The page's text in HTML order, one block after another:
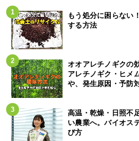
もう処分に困らな
する方法
オオアレチノギクの
アレチノギク・ヒメ
や、発生原因・予防
高温・乾燥・日照不
い農業へ。バイオス
び方